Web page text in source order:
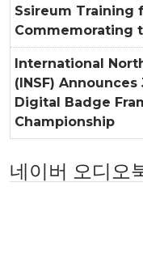
Ssireum Training
Commemorating
International
(INSF)
Digital Badge
Championship
네이버 오디오